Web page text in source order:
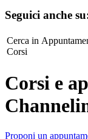
Seguici anche
Cerca in
Corsi
Corsi e
Proponi un